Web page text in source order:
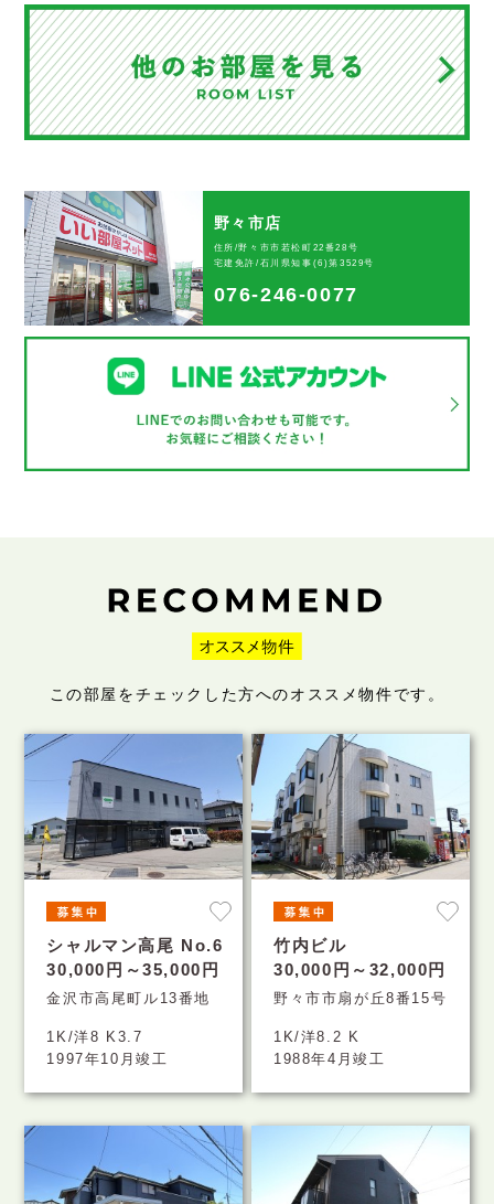
野々市店
住所/野々市市若松町22番28号
宅建免許/石川県知事(6)第3529号
076-246-0077
この部屋をチェックした方へのオススメ物件です。
シャルマン高尾 No.6
30,000円～35,000円
金沢市高尾町ル13番地
1K/洋8 K3.7
1997年10月竣工
竹内ビル
30,000円～32,000円
野々市市扇が丘8番15号
1K/洋8.2 K
1988年4月竣工